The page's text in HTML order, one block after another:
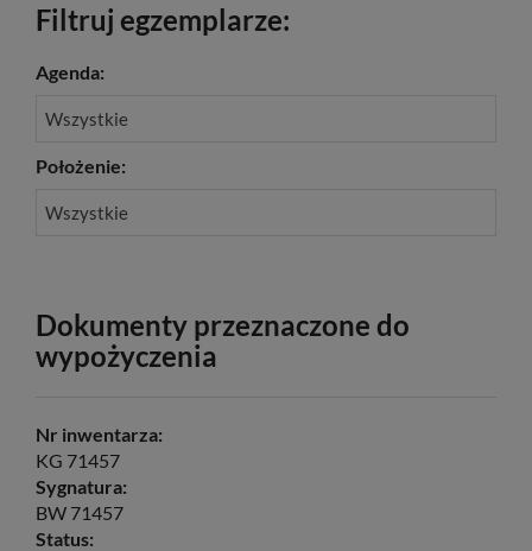
Filtruj egzemplarze:
Agenda:
Wszystkie
Położenie:
Wszystkie
Dokumenty przeznaczone do
wypożyczenia
Nr inwentarza:
KG 71457
Sygnatura:
BW 71457
Status: